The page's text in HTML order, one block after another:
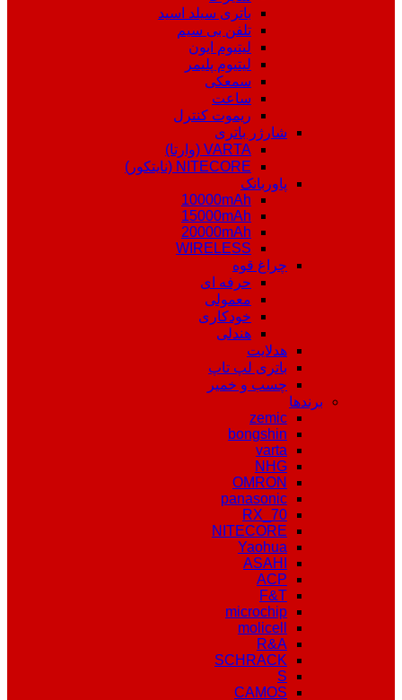
باتری سیلد اسید
تلفن بی سیم
لیتیوم ایون
لیتیوم پلیمر
سمعکی
ساعت
ریموت کنترل
شارژر باتری
VARTA (وارتا)
NITECORE (نایتکور)
پاوربانک
10000mAh
15000mAh
20000mAh
WIRELESS
چراغ قوه
حرفه ای
معمولی
خودکاری
هندلی
هدلایت
باتری لپ تاپ
چسب و خمیر
برندها
zemic
bongshin
varta
NHG
OMRON
panasonic
RX_70
NITECORE
Yaohua
ASAHI
ACP
F&T
microchip
molicell
R&A
SCHRACK
S
CAMOS